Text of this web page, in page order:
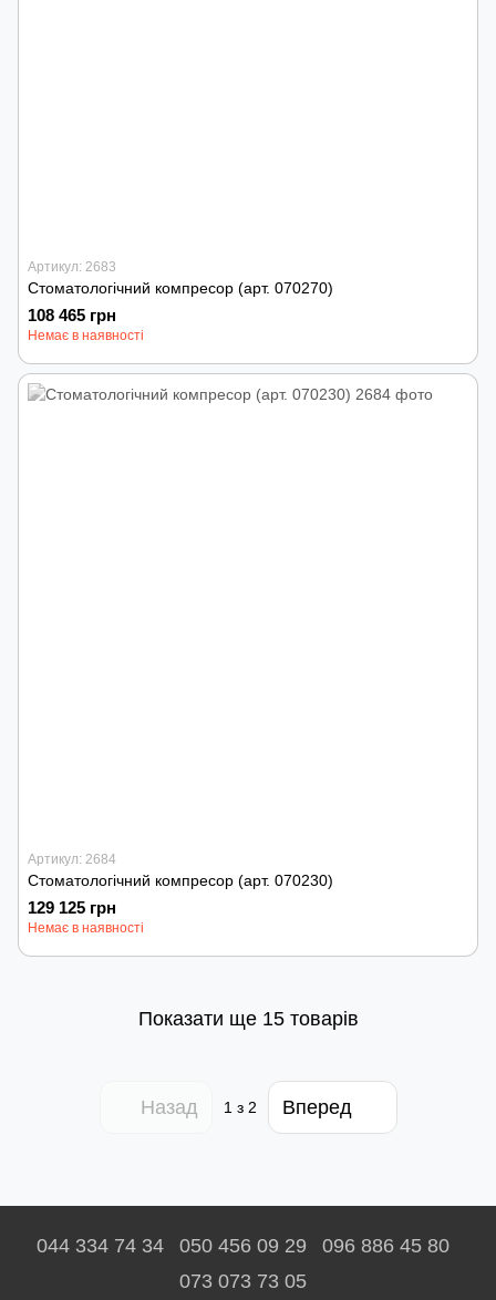
Артикул: 2683
Стоматологічний компресор (арт. 070270)
108 465 грн
Немає в наявності
Артикул: 2684
Стоматологічний компресор (арт. 070230)
129 125 грн
Немає в наявності
Показати ще 15 товарів
Назад 1з 2 Вперед
044 334 74 34 050 456 09 29
096 886 45 80
073 073 73 05